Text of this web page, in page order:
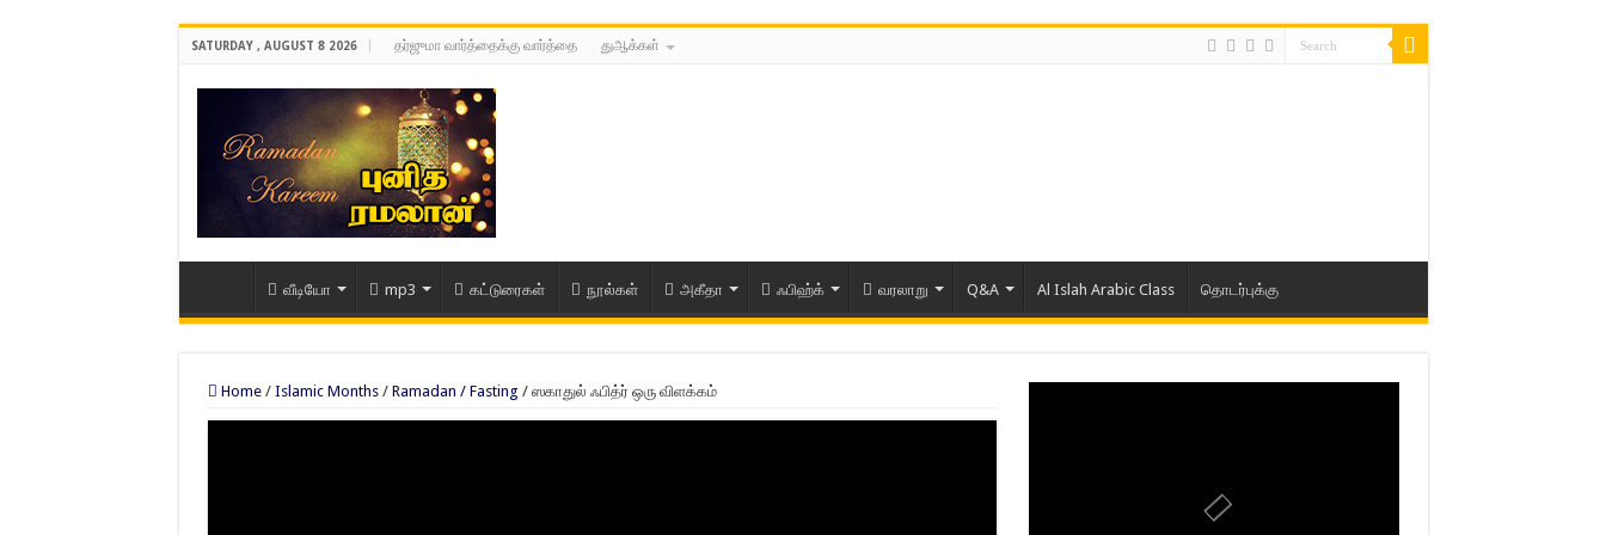
SATURDAY , AUGUST 8 2026 தர்ஜுமா வார்த்தைக்கு வார்த்தை துஆக்கள்
வீடியோ mp3 கட்டுரைகள் நூல்கள் அகீதா ஃபிஹ்க் வரலாறு Q&A Al Islah Arabic Class தொடர்புக்கு
Home / Islamic Months / Ramadan / Fasting / ஸகாதுல் ஃபித்ர் ஒரு விளக்கம்